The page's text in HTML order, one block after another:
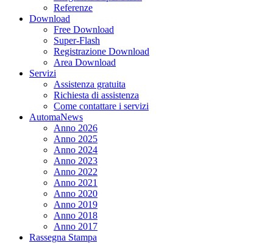
Referenze
Download
Free Download
Super-Flash
Registrazione Download
Area Download
Servizi
Assistenza gratuita
Richiesta di assistenza
Come contattare i servizi
AutomaNews
Anno 2026
Anno 2025
Anno 2024
Anno 2023
Anno 2022
Anno 2021
Anno 2020
Anno 2019
Anno 2018
Anno 2017
Rassegna Stampa